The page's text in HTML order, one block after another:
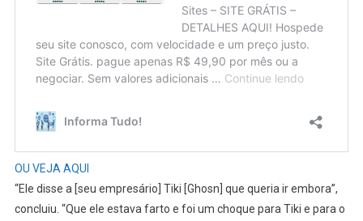
OU VEJA AQUI
“Ele disse a [seu empresário] Tiki [Ghosn] que queria ir embora”,
concluiu. “Que ele estava farto e foi um choque para Tiki e para o